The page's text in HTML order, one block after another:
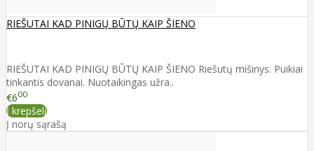
RIEŠUTAI KAD PINIGŲ BŪTŲ KAIP ŠIENO
RIEŠUTAI KAD PINIGŲ BŪTŲ KAIP ŠIENO Riešutų mišinys. Puikiai
tinkantis dovanai. Nuotaikingas užra..
€600
Į krepšelį
Į norų sąrašą